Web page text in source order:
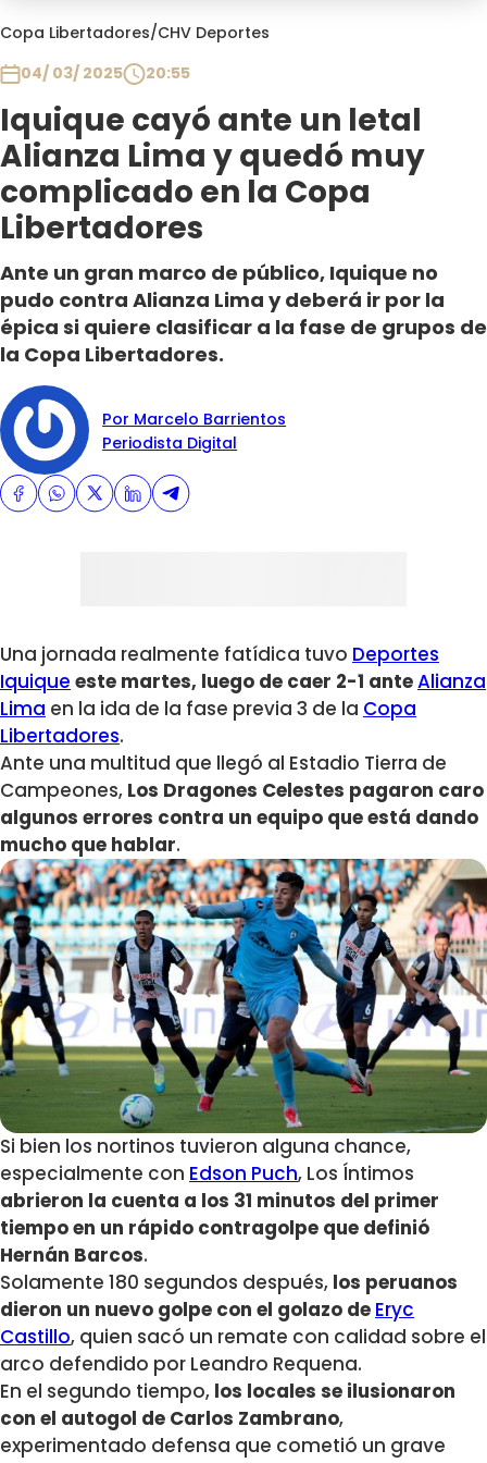
Copa Libertadores/CHV Deportes
04/ 03/ 2025
20:55
Iquique cayó ante un letal
Alianza Lima y quedó muy
complicado en la Copa
Libertadores
Ante un gran marco de público, Iquique no
pudo contra Alianza Lima y deberá ir por la
épica si quiere clasificar a la fase de grupos de
la Copa Libertadores.
Por Marcelo Barrientos
Periodista Digital
Una jornada realmente fatídica tuvo Deportes
Iquique este martes, luego de caer 2-1 anteAlianza
Lima en la ida de la fase previa 3 de la Copa
Libertadores.
Ante una multitud que llegó al Estadio Tierra de
Campeones, Los Dragones Celestes pagaron caro
algunos errores contra un equipo que está dando
mucho que hablar.
Si bien los nortinos tuvieron alguna chance,
especialmente con Edson Puch, Los Íntimos
abrieron la cuenta a los 31 minutos del primer
tiempo en un rápido contragolpe que definió
Hernán Barcos.
Solamente 180 segundos después, los peruanos
dieron un nuevo golpe con el golazo de Eryc
Castillo, quien sacó un remate con calidad sobre el
arco defendido por Leandro Requena.
En el segundo tiempo, los locales se ilusionaron
con el autogol de Carlos Zambrano,
experimentado defensa que cometió un grave
Programas
Club De La Comedia
Contigo en Directo
Plan Perfecto
El Tiempo
Sabingo
Todos Los Programas